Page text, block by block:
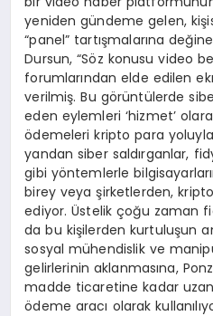
yeniden gündeme gelen,
“panel” tartışmalarına
Dursun, “Söz konusu video
forumlarından elde edilen
verilmiş. Bu görüntülerde
eden eylemleri ‘hizmet’
ödemeleri kripto para yoluyla
yandan siber saldırganlar,
gibi yöntemlerle
birey veya şirketlerden,
ediyor. Üstelik çoğu zaman
da bu kişilerden kurtuluşun
sosyal mühendislik ve
gelirlerinin aklanmasına,
madde ticaretine kadar
ödeme aracı olarak